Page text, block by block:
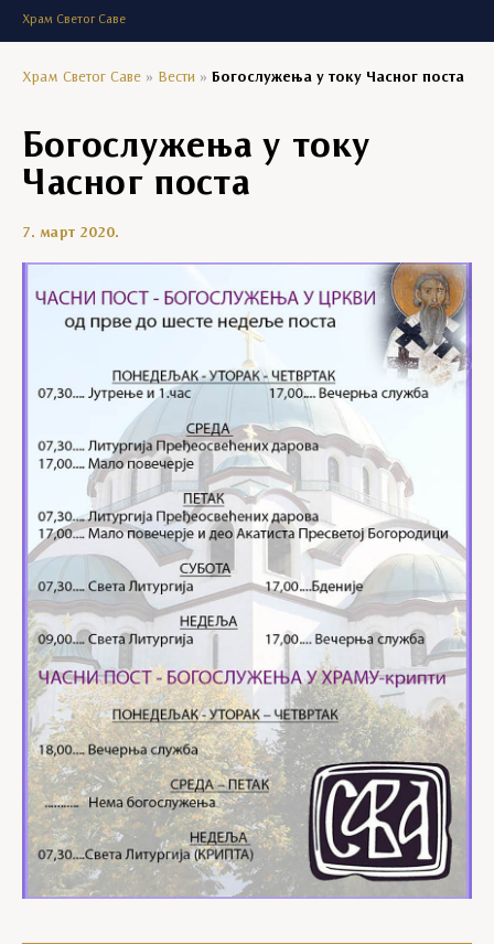
Храм Светог Саве
Храм Светог Саве » Вести » Богослужења у току Часног поста
Богослужења у току
Часног поста
7. март 2020.